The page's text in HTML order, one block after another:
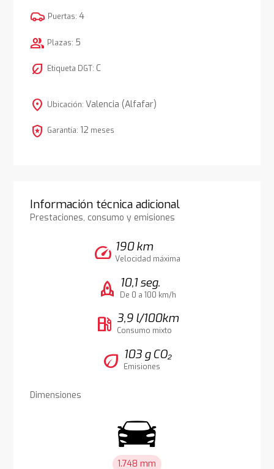
Puertas: 4
group Plazas: 5
nest_eco_leaf Etiqueta DGT: C
location_on Ubicación: Valencia (Alfafar)
local_police Garantía: 12 meses
Información técnica adicional
Prestaciones, consumo y emisiones
speed 190 km
Velocidad máxima
rocket 10,1 seg.
De 0 a 100 km/h
local_gas_station 3,9 l/100km
Consumo mixto
eco 103 g CO₂
Emisiones
Dimensiones
1.748 mm